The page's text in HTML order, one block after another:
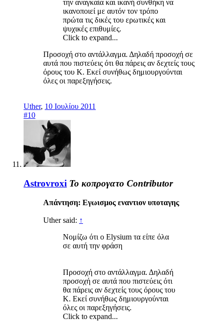
την αναγκαία και ικανή συνθήκη να
ικανοποιεί με αυτόν τον τρόπο
πρώτα τις δικές του ερωτικές και
ψυχικές επιθυμίες.
Click to expand...
Προσοχή στο αντάλλαγμα. Δηλαδή προσοχή σε
αυτά που πιστεύεις ότι θα πάρεις αν δεχτείς τους
όρους του Κ. Εκεί συνήθως δημιουργούνται
όλες οι παρεξηγήσεις.
Uther, 10 Ιουλίου 2011
#10
Astrovroxi Το κοπρογατο Contributor
Απάντηση: Εγωισμος εναντιον υποταγης
Uther said: ↑
Νομίζω ότι ο Elysium τα είπε όλα
σε αυτή την φράση
Προσοχή στο αντάλλαγμα. Δηλαδή
προσοχή σε αυτά που πιστεύεις ότι
θα πάρεις αν δεχτείς τους όρους του
Κ. Εκεί συνήθως δημιουργούνται
όλες οι παρεξηγήσεις.
Click to expand...